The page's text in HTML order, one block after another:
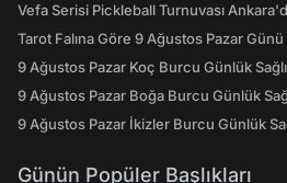
Vefa Serisi Pickleball Turnuvası
Tarot Falına Göre 9 Ağustos Pazar
9 Ağustos Pazar Koç Burcu Günlük
9 Ağustos Pazar Boğa Burcu Günlük
9 Ağustos Pazar İkizler Burcu Günlük
Günün Popüler Başlıkları